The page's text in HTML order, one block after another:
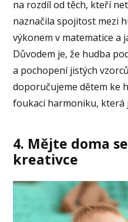
na rozdíl od těch, kteří
naznačila spojitost mezi
výkonem v matematice a
Důvodem je, že hudba
a pochopení jistých
doporučujeme dětem ke
foukací harmoniku, která
4. Mějte doma
kreativce